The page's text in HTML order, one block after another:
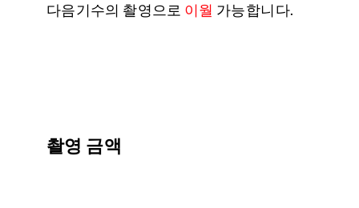
다음기수의 촬영으로 이월 가능합니다.
촬영 금액